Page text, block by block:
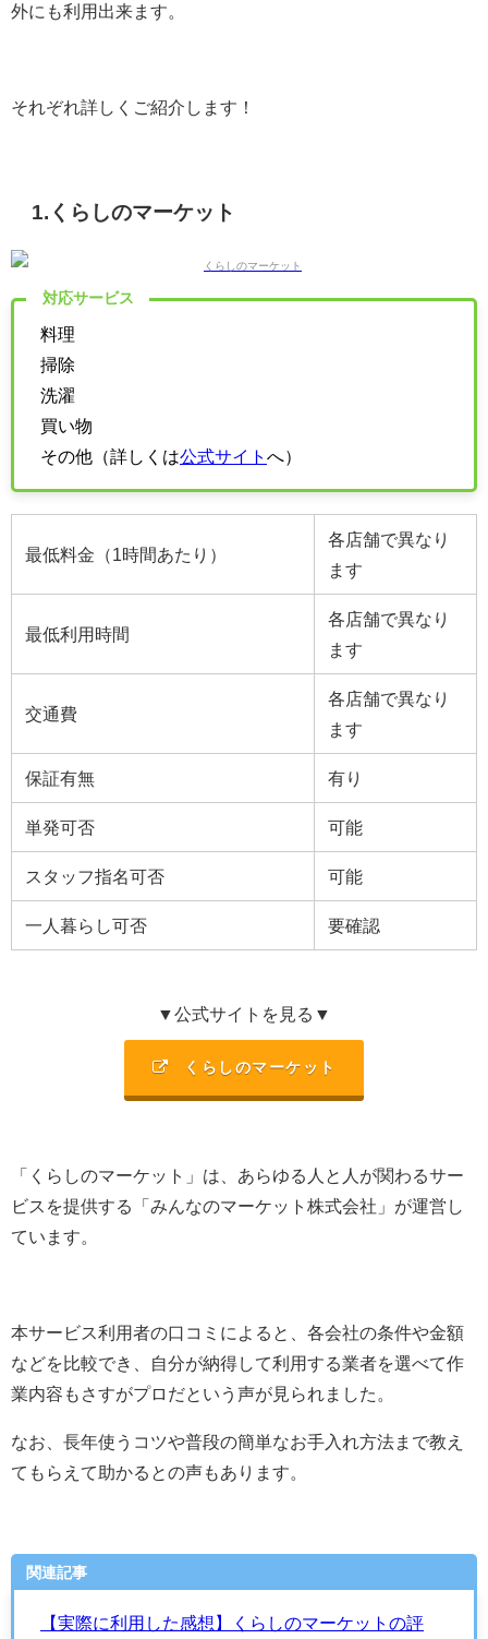
外にも利用出来ます。
それぞれ詳しくご紹介します！
1.くらしのマーケット
対応サービス
料理
掃除
洗濯
買い物
その他（詳しくは公式サイト へ）
最低料金（1時間あたり）
各店舗で異なり
ます
最低利用時間
各店舗で異なり
ます
交通費
各店舗で異なり
ます
保証有無 有り
単発可否 可能
スタッフ指名可否 可能
一人暮らし可否 要確認
▼公式サイトを見る▼
くらしのマーケット
「くらしのマーケット」は、あらゆる人と人が関わるサー
ビスを提供する「みんなのマーケット株式会社」が運営し
ています。
本サービス利用者の口コミによると、各会社の条件や金額
などを比較でき、自分が納得して利用する業者を選べて作
業内容もさすがプロだという声が見られました。
なお、長年使うコツや普段の簡単なお手入れ方法まで教え
てもらえて助かるとの声もあります。
関連記事
【実際に利用した感想】くらしのマーケットの評